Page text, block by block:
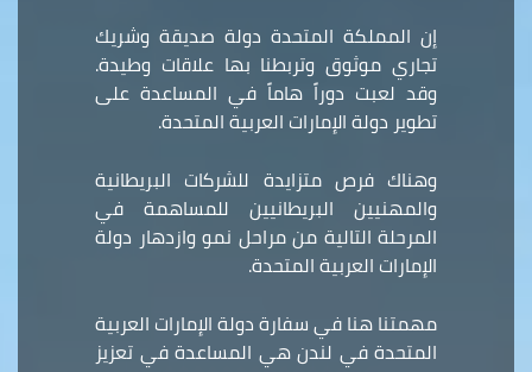
إن المملكة المتحدة دولة صديقة وشريك
تجاري موثوق وتربطنا بها علاقات وطيدة.
وقد لعبت دوراً هاماً في المساعدة على
تطوير دولة الإمارات العربية المتحدة.
وهناك فرص متزايدة للشركات البريطانية
والمهنيين البريطانيين للمساهمة في
المرحلة التالية من مراحل نمو وازدهار دولة
الإمارات العربية المتحدة.
مهمتنا هنا في سفارة دولة الإمارات العربية
المتحدة في لندن هي المساعدة في تعزيز